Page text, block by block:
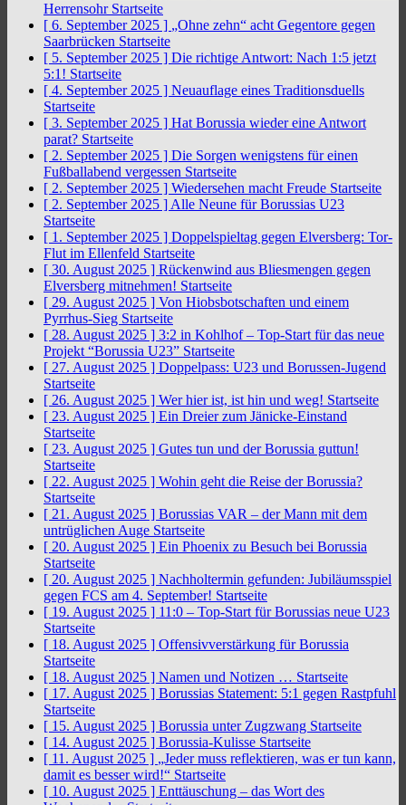
Herrensohr Startseite
[ 6. September 2025 ] „Ohne zehn“ acht Gegentore gegen
Saarbrücken Startseite
[ 5. September 2025 ] Die richtige Antwort: Nach 1:5 jetzt
5:1! Startseite
[ 4. September 2025 ] Neuauflage eines Traditionsduells
Startseite
[ 3. September 2025 ] Hat Borussia wieder eine Antwort
parat? Startseite
[ 2. September 2025 ] Die Sorgen wenigstens für einen
Fußballabend vergessen Startseite
[ 2. September 2025 ] Wiedersehen macht Freude Startseite
[ 2. September 2025 ] Alle Neune für Borussias U23
Startseite
[ 1. September 2025 ] Doppelspieltag gegen Elversberg: Tor-
Flut im Ellenfeld Startseite
[ 30. August 2025 ] Rückenwind aus Bliesmengen gegen
Elversberg mitnehmen! Startseite
[ 29. August 2025 ] Von Hiobsbotschaften und einem
Pyrrhus-Sieg Startseite
[ 28. August 2025 ] 3:2 in Kohlhof – Top-Start für das neue
Projekt “Borussia U23” Startseite
[ 27. August 2025 ] Doppelpass: U23 und Borussen-Jugend
Startseite
[ 26. August 2025 ] Wer hier ist, ist hin und weg! Startseite
[ 23. August 2025 ] Ein Dreier zum Jänicke-Einstand
Startseite
[ 23. August 2025 ] Gutes tun und der Borussia guttun!
Startseite
[ 22. August 2025 ] Wohin geht die Reise der Borussia?
Startseite
[ 21. August 2025 ] Borussias VAR – der Mann mit dem
untrüglichen Auge Startseite
[ 20. August 2025 ] Ein Phoenix zu Besuch bei Borussia
Startseite
[ 20. August 2025 ] Nachholtermin gefunden: Jubiläumsspiel
gegen FCS am 4. September! Startseite
[ 19. August 2025 ] 11:0 – Top-Start für Borussias neue U23
Startseite
[ 18. August 2025 ] Offensivverstärkung für Borussia
Startseite
[ 18. August 2025 ] Namen und Notizen … Startseite
[ 17. August 2025 ] Borussias Statement: 5:1 gegen Rastpfuhl
Startseite
[ 15. August 2025 ] Borussia unter Zugzwang Startseite
[ 14. August 2025 ] Borussia-Kulisse Startseite
[ 11. August 2025 ] „Jeder muss reflektieren, was er tun kann,
damit es besser wird!“ Startseite
[ 10. August 2025 ] Enttäuschung – das Wort des